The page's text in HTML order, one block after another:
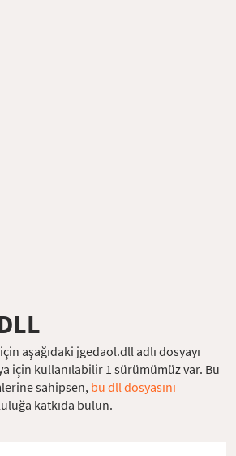
aşağıdaki jgedaol.dll adlı dosyayı
için kullanılabilir 1 sürümümüz var. Bu
sahipsen, bu dll dosyasını
katkıda bulun.